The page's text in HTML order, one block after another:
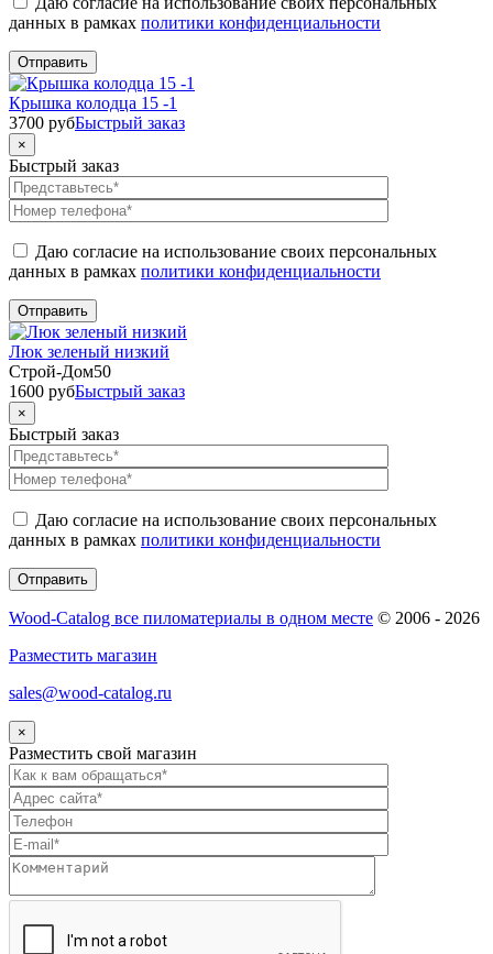
данных в рамках политики конфиденциальности
Крышка колодца 15 -1
3700 рубБыстрый заказ
×
Быстрый заказ
Даю согласие на использование своих персональных
данных в рамках политики конфиденциальности
Люк зеленый низкий
Строй-Дом50
1600 рубБыстрый заказ
×
Быстрый заказ
Даю согласие на использование своих персональных
данных в рамках политики конфиденциальности
Wood-Catalog все пиломатериалы в одном месте © 2006 - 2026
Разместить магазин
sales@wood-catalog.ru
×
Разместить свой магазин